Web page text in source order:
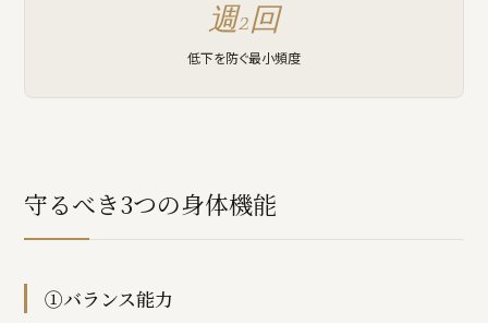
週2回
低下を防ぐ最小頻度
守るべき3つの身体機能
①バランス能力